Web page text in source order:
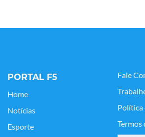
PORTAL F5
Home
Notícias
Esporte
Fale
Política
Termos